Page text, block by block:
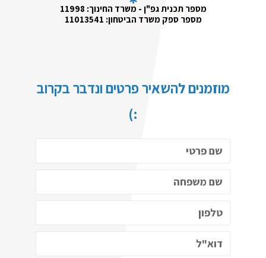
מספר תכנית גפ"ן - משרד החינוך: 11998
מספר ספק משרד הביטחון: 11013541
מוזמנים להשאיר פרטים ונדבר בקרוב
:)